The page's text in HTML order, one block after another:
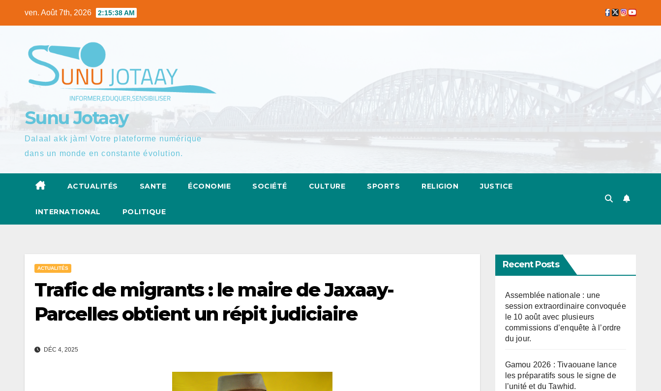
ven. Août 7th, 2026 2:15:39 AM
Sunu Jotaay
Dalaal akk jàm! Votre plateforme numérique
dans un monde en constante évolution.
ACTUALITÉS SANTE ÉCONOMIE SOCIÉTÉ CULTURE SPORTS RELIGION JUSTICE
INTERNATIONAL POLITIQUE
ACTUALITÉS
Trafic de migrants : le maire de Jaxaay-
Parcelles obtient un répit judiciaire
DÉC 4, 2025
Recent Posts
Assemblée nationale : une
session extraordinaire convoquée
le 10 août avec plusieurs
commissions d’enquête à l’ordre
du jour.
Gamou 2026 : Tivaouane lance
les préparatifs sous le signe de
l’unité et du Tawhid.